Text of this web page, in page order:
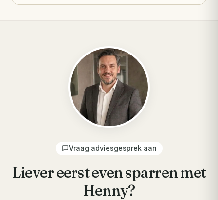
Vraag adviesgesprek aan
Liever eerst even sparren met
Henny?